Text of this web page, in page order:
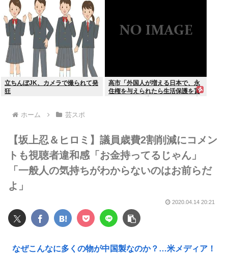
立ちんぼJK、カメラで撮られて発
狂
高市「外国人が増える日本で、永
住権を与えられたら生活保護を貰
ホーム 芸スポ
【坂上忍＆ヒロミ】議員歳費2割削減にコメン
トも視聴者違和感「お金持ってるじゃん」
「一般人の気持ちがわからないのはお前らだ
よ」
2020.04.14 20:21
なぜこんなに多くの物が中国製なのか？…米メディア！